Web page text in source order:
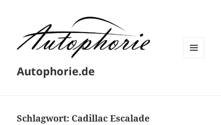
Autophorie.de
Schlagwort: Cadillac Escalade